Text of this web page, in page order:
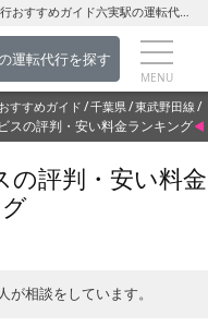
全国の運転代行業者のポータルナビサイト 運転代行おすすめガイド六実駅の運転代行を探す-千葉県の運転代行
運転代行を探す
すすめガイド 千葉県 東武野田線
スの評判・安い料金ランキング
の評判・安い料金
人が相談をしています。